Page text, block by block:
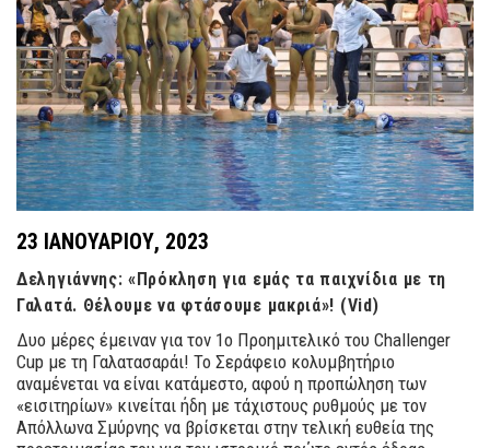
23 ΙΑΝΟΥΑΡΊΟΥ, 2023
Δεληγιάννης: «Πρόκληση για εμάς τα παιχνίδια με τη
Γαλατά. Θέλουμε να φτάσουμε μακριά»! (Vid)
Δυο μέρες έμειναν για τον 1ο Προημιτελικό του Challenger
Cup με τη Γαλατασαράι! Το Σεράφειο κολυμβητήριο
αναμένεται να είναι κατάμεστο, αφού η προπώληση των
«εισιτηρίων» κινείται ήδη με τάχιστους ρυθμούς με τον
Απόλλωνα Σμύρνης να βρίσκεται στην τελική ευθεία της